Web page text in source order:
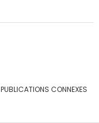
PUBLICATIONS CONNEXES